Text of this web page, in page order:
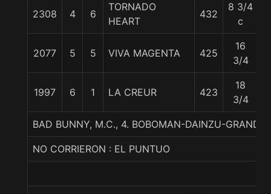
2308 4 6
TORNADO
HEART
432
8 3/4
c
2077 5 5 VIVA MAGENTA 425
16
3/4
1997 6 1 LA CREUR 423
18
3/4
BAD BUNNY, M.C., 4. BOBOMAN-DAINZU-GRAND
NO CORRIERON : EL PUNTUO